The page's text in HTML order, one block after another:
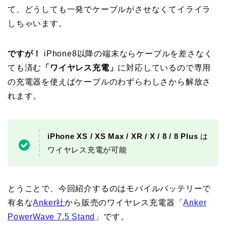
て、どうしても一発でケーブルがさせなくてイライラ
しちゃいます。
ですが！
iPhone8以降の端末ならケーブルを差さなく
ても済む
「ワイヤレス充電」 に対応しているので専用
の充電器を使えばケーブルのわずらわしさから解放さ
れます。
iPhone XS / XS Max / XR / X / 8 / 8 Plus は
ワイヤレス充電が可能
とうことで、今回紹介するのはモバイルバッテリーで
有名なAnker社から販売のワイヤレス充電器「Anker
PowerWave 7.5 Stand 」です。